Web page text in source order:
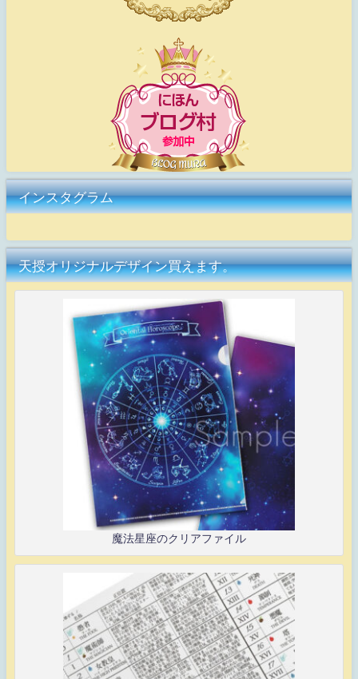
インスタグラム
天授オリジナルデザイン買えます。
魔法星座のクリアファイル